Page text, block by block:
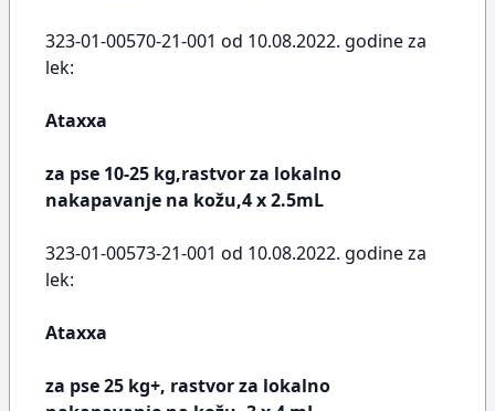
323-01-00570-21-001 od 10.08.2022. godine za
lek:
Ataxxa
za pse 10-25 kg,rastvor za lokalno
nakapavanje na kožu,4 x 2.5mL
323-01-00573-21-001 od 10.08.2022. godine za
lek:
Ataxxa
za pse 25 kg+, rastvor za lokalno